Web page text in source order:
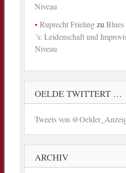
Niveau
Ruprecht FrielingzuBlues
´s: Leidenschaft und
Niveau
OELDE TWITTERT …
Tweets von
ARCHIV